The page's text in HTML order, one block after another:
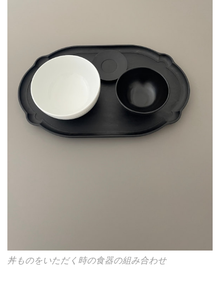
丼ものをいただく時の食器の組み合わせ